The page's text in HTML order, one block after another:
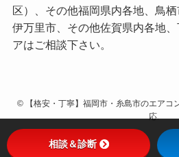
区）、その他福岡県内各地、鳥栖
伊万里市、その他佐賀県内各地
アはご相談下さい。
© 【格安・丁寧】福岡市・糸島市のエア
応.
相談＆診断